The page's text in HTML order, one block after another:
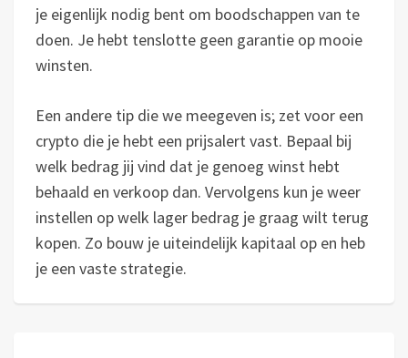
je eigenlijk nodig bent om boodschappen van te
doen. Je hebt tenslotte geen garantie op mooie
winsten.
Een andere tip die we meegeven is; zet voor een
crypto die je hebt een prijsalert vast. Bepaal bij
welk bedrag jij vind dat je genoeg winst hebt
behaald en verkoop dan. Vervolgens kun je weer
instellen op welk lager bedrag je graag wilt terug
kopen. Zo bouw je uiteindelijk kapitaal op en heb
je een vaste strategie.